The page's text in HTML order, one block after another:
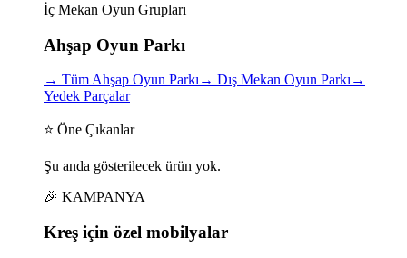
İç Mekan Oyun Grupları
Ahşap Oyun Parkı
→ Tüm Ahşap Oyun Parkı→ Dış Mekan Oyun Parkı→
Yedek Parçalar
⭐ Öne Çıkanlar
Şu anda gösterilecek ürün yok.
🎉 KAMPANYA
Kreş için özel mobilyalar